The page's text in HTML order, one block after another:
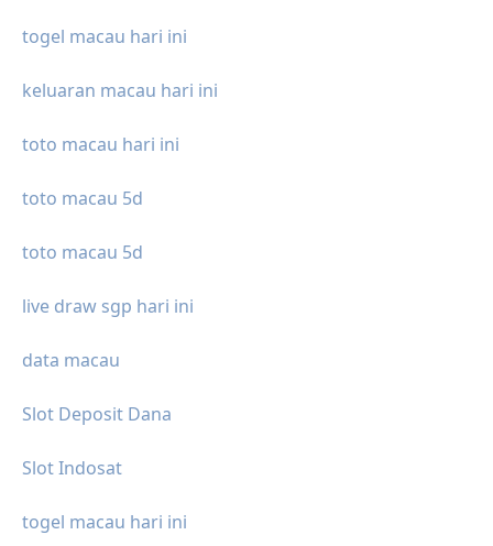
togel macau hari ini
keluaran macau hari ini
toto macau hari ini
toto macau 5d
toto macau 5d
live draw sgp hari ini
data macau
Slot Deposit Dana
Slot Indosat
togel macau hari ini